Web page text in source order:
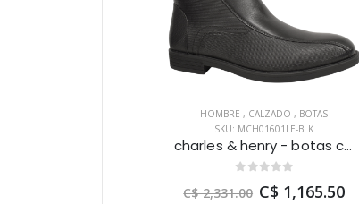
HOMBRE, CALZADO, BOTAS
SKU: MCH01601LE-BLK
charles & henry - botas city rock para hombre
C$ 2,331.00 C$ 1,165.50